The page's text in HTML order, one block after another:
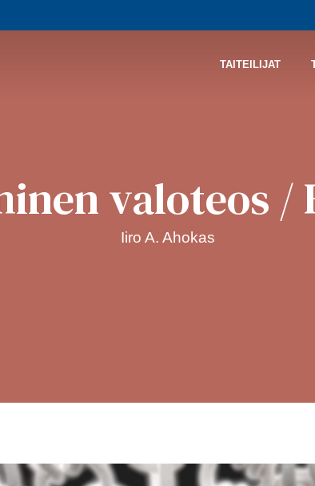
TAITEILIJAT
valoteos /
Iiro A. Ahokas